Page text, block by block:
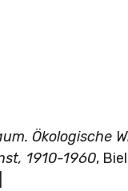
Ökologische
1910-1960,